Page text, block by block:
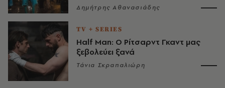
Δημήτρης Αθανασιάδης
TV + SERIES
Half Man: Ο Ρίτσαρντ Γκαντ μας
ξεβολεύει ξανά
Τάνια Σκραπαλιώρη